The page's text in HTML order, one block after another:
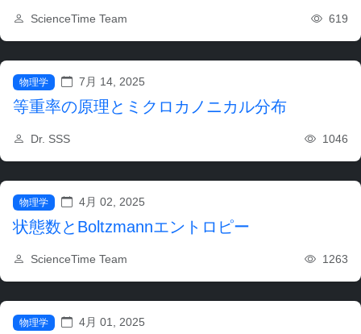
ScienceTime Team 619
物理学 7月 14, 2025
等重率の原理とミクロカノニカル分布
Dr. SSS 1046
物理学 4月 02, 2025
状態数とBoltzmannエントロピー
ScienceTime Team 1263
物理学 4月 01, 2025